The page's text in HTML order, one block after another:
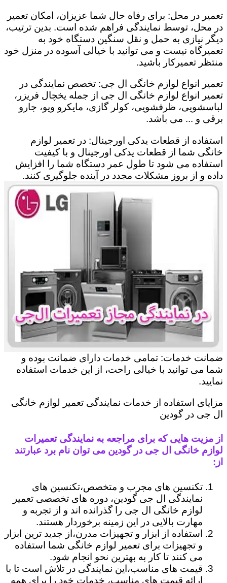
تعمیر در محل: برای رفاه حال شما عزیزان، امکان تعمیر
در محل، توسط نمایندگی فراهم شده است. بدین ترتیب،
دیگر نیازی به حمل و نقل سنگین دستگاه خود به
تعمیرگاه نیست و می توانید با خیالی آسوده در منزل خود
منتظر تعمیرکار باشید.
تعمیر انواع لوازم خانگی ال جی: تخصص نمایندگی در
تعمیر انواع لوازم خانگی ال جی از جمله یخچال فریزر،
لباسشویی، ظرفشویی، کولر گازی، مایکرو ویو، جارو
برقی و ... می باشد.
استفاده از قطعات یدکی اورجینال: در تعمیر لوازم
خانگی شما از قطعات یدکی اورجینال و با کیفیت
استفاده می شود تا طول عمر دستگاه شما را افزایش
داده و از بروز مشکلات مجدد در آینده جلوگیری کنند.
ضمانت خدمات: تمامی خدمات دارای ضمانت بوده و
شما می توانید با خیالی راحت، از این خدمات استفاده
نمایید.
مزایای استفاده از خدمات نمایندگی تعمیر لوازم خانگی
ال جی در گودین
از مزیت هایی که برای مراجعه به نمایندگی تعمیرات
لوازم خانگی ال جی در گودین می توان نام برد عبارتند
از:
تکنسین های مجرب و متخصص،تکنسین های
نمایندگی ال جی گودین، دوره های تخصصی تعمیر
لوازم خانگی ال جی را گذرانده اند و از تجربه و
مهارت بالایی در این زمینه برخوردار هستند.
استفاده از ابزار و تجهیزات مدرن،از جدید ترین ابزار
و تجهیزات برای تعمیر لوازم خانگی شما استفاده
می کنند تا کار به بهترین نحو انجام شود.
قیمت های مناسب،این نمایندگی در تلاش است تا با
ارائه قیمت های مناسب، خدمات خود را برای همه